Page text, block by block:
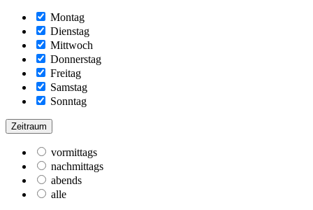
Montag
Dienstag
Mittwoch
Donnerstag
Freitag
Samstag
Sonntag
Zeitraum
vormittags
nachmittags
abends
alle